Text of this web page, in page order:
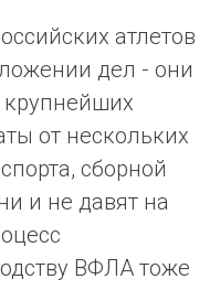
атлетов
дел - они
крупнейших
от нескольких
сборной
и не давят на
ВФЛА тоже